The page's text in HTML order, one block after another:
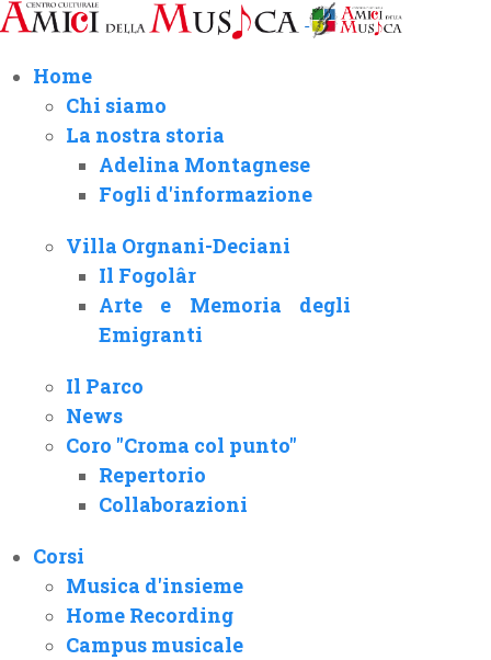
Home
Chi siamo
La nostra storia
Adelina Montagnese
Fogli d'informazione
Villa Orgnani-Deciani
Il Fogolâr
Arte e Memoria degli
Emigranti
Il Parco
News
Coro "Croma col punto"
Repertorio
Collaborazioni
Corsi
Musica d'insieme
Home Recording
Campus musicale